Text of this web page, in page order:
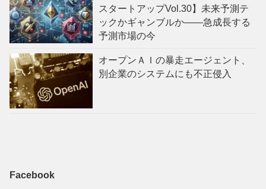
スタートアップVol.30】未来予測テ
ックかギャンブルか——急成長する
予測市場の今
オープンＡＩの暴走エージェント、
別企業のシステムにも不正侵入
Facebook